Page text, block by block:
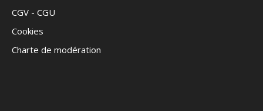
CGV - CGU
Cookies
Charte de modération